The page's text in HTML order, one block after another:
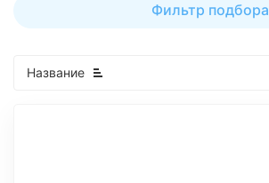
Фильтр подбора
Название